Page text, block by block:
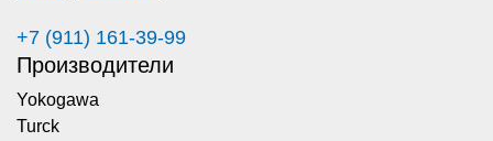
+7 (911) 161-39-99
Производители
Yokogawa
Turck